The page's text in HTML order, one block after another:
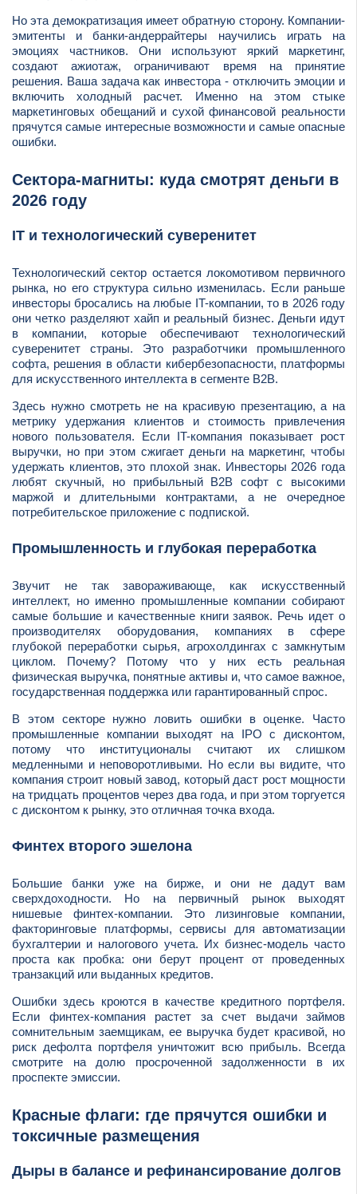
Но эта демократизация имеет обратную сторону. Компании-
эмитенты и банки-андеррайтеры научились играть на
эмоциях частников. Они используют яркий маркетинг,
создают ажиотаж, ограничивают время на принятие
решения. Ваша задача как инвестора - отключить эмоции и
включить холодный расчет. Именно на этом стыке
маркетинговых обещаний и сухой финансовой реальности
прячутся самые интересные возможности и самые опасные
ошибки.
Сектора-магниты: куда смотрят деньги в
2026 году
IT и технологический суверенитет
Технологический сектор остается локомотивом первичного
рынка, но его структура сильно изменилась. Если раньше
инвесторы бросались на любые IT-компании, то в 2026 году
они четко разделяют хайп и реальный бизнес. Деньги идут
в компании, которые обеспечивают технологический
суверенитет страны. Это разработчики промышленного
софта, решения в области кибербезопасности, платформы
для искусственного интеллекта в сегменте B2B.
Здесь нужно смотреть не на красивую презентацию, а на
метрику удержания клиентов и стоимость привлечения
нового пользователя. Если IT-компания показывает рост
выручки, но при этом сжигает деньги на маркетинг, чтобы
удержать клиентов, это плохой знак. Инвесторы 2026 года
любят скучный, но прибыльный B2B софт с высокими
маржой и длительными контрактами, а не очередное
потребительское приложение с подпиской.
Промышленность и глубокая переработка
Звучит не так завораживающе, как искусственный
интеллект, но именно промышленные компании собирают
самые большие и качественные книги заявок. Речь идет о
производителях оборудования, компаниях в сфере
глубокой переработки сырья, агрохолдингах с замкнутым
циклом. Почему? Потому что у них есть реальная
физическая выручка, понятные активы и, что самое важное,
государственная поддержка или гарантированный спрос.
В этом секторе нужно ловить ошибки в оценке. Часто
промышленные компании выходят на IPO с дисконтом,
потому что институционалы считают их слишком
медленными и неповоротливыми. Но если вы видите, что
компания строит новый завод, который даст рост мощности
на тридцать процентов через два года, и при этом торгуется
с дисконтом к рынку, это отличная точка входа.
Финтех второго эшелона
Большие банки уже на бирже, и они не дадут вам
сверхдоходности. Но на первичный рынок выходят
нишевые финтех-компании. Это лизинговые компании,
факторинговые платформы, сервисы для автоматизации
бухгалтерии и налогового учета. Их бизнес-модель часто
проста как пробка: они берут процент от проведенных
транзакций или выданных кредитов.
Ошибки здесь кроются в качестве кредитного портфеля.
Если финтех-компания растет за счет выдачи займов
сомнительным заемщикам, ее выручка будет красивой, но
риск дефолта портфеля уничтожит всю прибыль. Всегда
смотрите на долю просроченной задолженности в их
проспекте эмиссии.
Красные флаги: где прячутся ошибки и
токсичные размещения
Дыры в балансе и рефинансирование долгов